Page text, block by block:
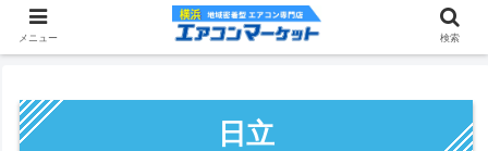
日立
メニュー 検索